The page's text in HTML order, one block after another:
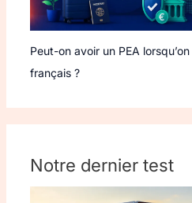
Peut-on avoir un PEA
français ?
Notre dernier test